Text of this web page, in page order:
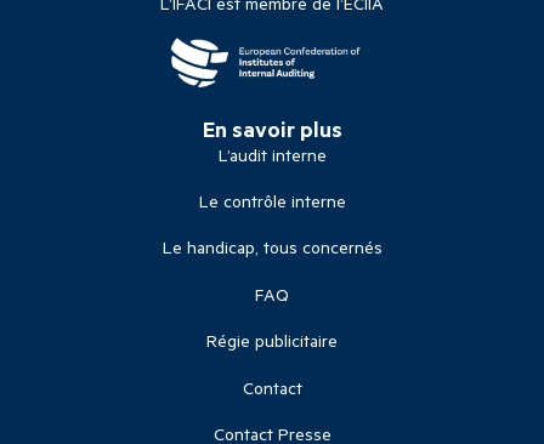
En savoir plus
L’audit interne
Le contrôle interne
Le handicap, tous concernés
FAQ
Régie publicitaire
Contact
Contact Presse